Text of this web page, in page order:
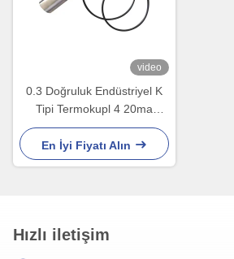
video
0.3 Doğruluk Endüstriyel K
Tipi Termokupl 4 20ma
Vericiye -20 ila 400 Derece
En İyi Fiyatı Alın
Hızlı iletişim